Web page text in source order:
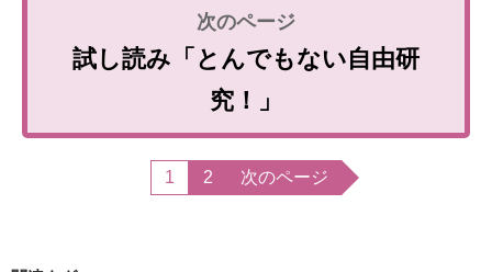
試し読み「とんでもない自由研
究！」
1 2 次のページ